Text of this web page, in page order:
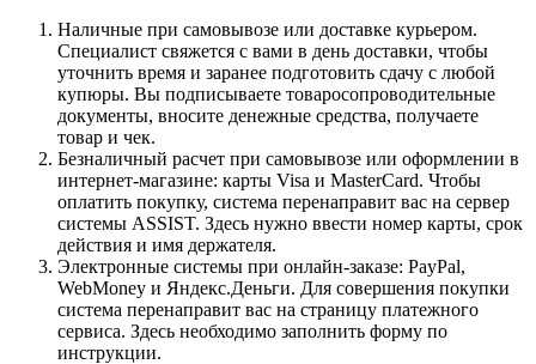
Наличные при самовывозе или доставке курьером.
Специалист свяжется с вами в день доставки, чтобы
уточнить время и заранее подготовить сдачу с любой
купюры. Вы подписываете товаросопроводительные
документы, вносите денежные средства, получаете
товар и чек.
Безналичный расчет при самовывозе или оформлении в
интернет-магазине: карты Visa и MasterCard. Чтобы
оплатить покупку, система перенаправит вас на сервер
системы ASSIST. Здесь нужно ввести номер карты, срок
действия и имя держателя.
Электронные системы при онлайн-заказе: PayPal,
WebMoney и Яндекс.Деньги. Для совершения покупки
система перенаправит вас на страницу платежного
сервиса. Здесь необходимо заполнить форму по
инструкции.